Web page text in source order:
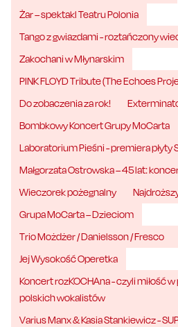
Żar – spektakl Teatru Polonia
Tango z gwiazdami - roztańczony
Zakochani w Młynarskim
PINK FLOYD Tribute (The Echoes
Do zobaczenia za rok!
Bombkowy Koncert Grupy MoCarta
Laboratorium Pieśni - premiera płyty
Małgorzata Ostrowska – 45 lat:
Wieczorek pożegnalny
Grupa MoCarta – Dzieciom
Trio Możdżer / Danielsson / Fresco
Jej Wysokość Operetka
Koncert rozKOCHAna - czyli miłość
polskich wokalistów
Varius Manx & Kasia Stankiewicz -